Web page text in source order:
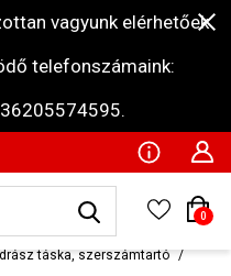
vagyunk elérhetőek
telefonszámaink:
0
táska, szerszámtartó